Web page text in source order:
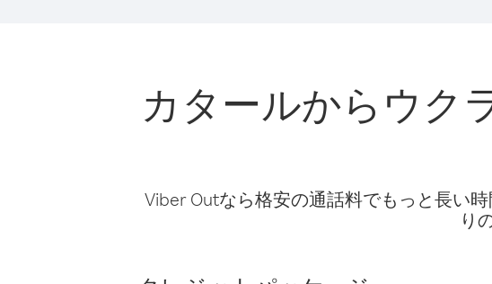
カタールからウク
Viber Outなら格安の通話料でもっと長い
り